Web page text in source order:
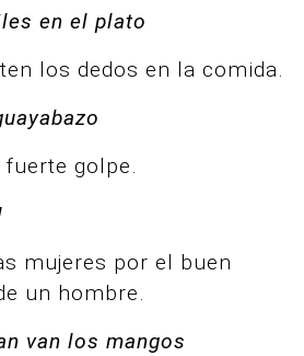
en el plato
los dedos en la comida.
golpe.
mujeres por el buen
un hombre.
van los mangos